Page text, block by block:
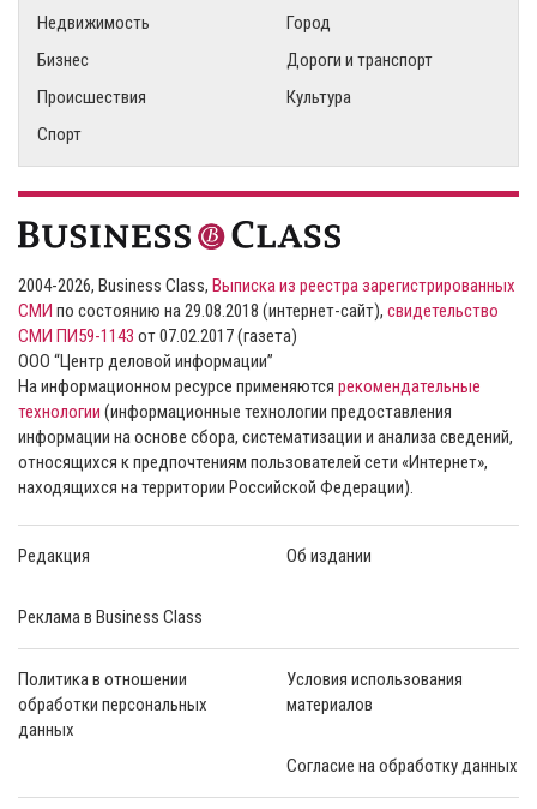
Недвижимость
Город
Бизнес
Дороги и транспорт
Происшествия
Культура
Спорт
2004-2026, Business Class, Выписка из реестра зарегистрированных
СМИ по состоянию на 29.08.2018 (интернет-сайт), свидетельство
СМИ ПИ59-1143 от 07.02.2017 (газета)
ООО “Центр деловой информации”
На информационном ресурсе применяются рекомендательные
технологии (информационные технологии предоставления
информации на основе сбора, систематизации и анализа сведений,
относящихся к предпочтениям пользователей сети «Интернет»,
находящихся на территории Российской Федерации).
Редакция Об издании
Реклама в Business Class
Политика в отношении
обработки персональных
данных
Условия использования
материалов
Согласие на обработку данных